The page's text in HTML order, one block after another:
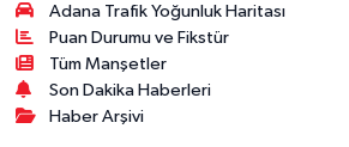
Adana Trafik Yoğunluk Haritası
Puan Durumu ve Fikstür
Tüm Manşetler
Son Dakika Haberleri
Haber Arşivi